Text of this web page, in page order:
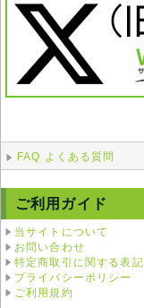
FAQ よくある質問
ご利用ガイド
当サイトについて
お問い合わせ
特定商取引に関する表記
プライバシーポリシー
ご利用規約